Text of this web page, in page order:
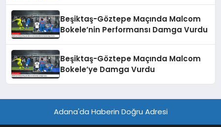
Beşiktaş-Göztepe Maçında Malcom
Bokele’nin Performansı Damga Vurdu
Beşiktaş-Göztepe Maçında Malcom
Bokele’ye Damga Vurdu
Adana'da Haberin Doğru Adresi